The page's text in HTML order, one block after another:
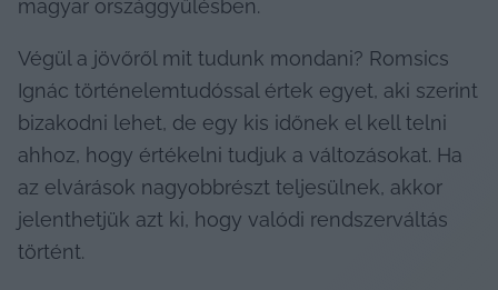
magyar országgyűlésben.
Végül a jövőről mit tudunk mondani? Romsics
Ignác történelemtudóssal értek egyet, aki szerint
bizakodni lehet, de egy kis időnek el kell telni
ahhoz, hogy értékelni tudjuk a változásokat. Ha
az elvárások nagyobbrészt teljesülnek, akkor
jelenthetjük azt ki, hogy valódi rendszerváltás
történt.